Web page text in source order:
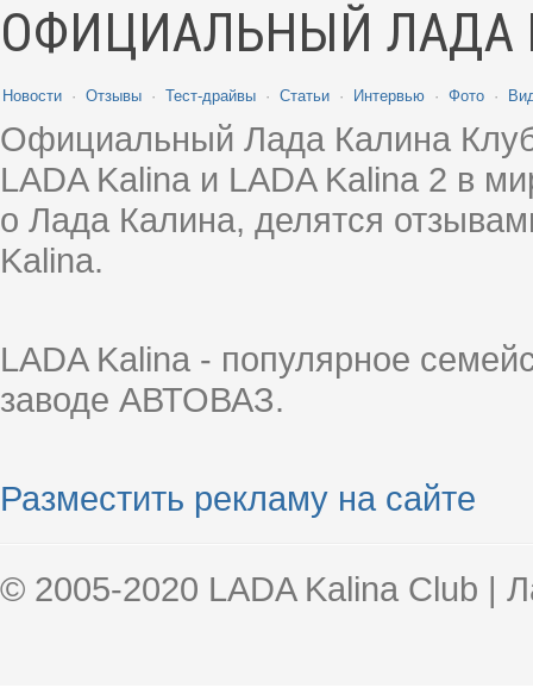
ОФИЦИАЛЬНЫЙ ЛАДА
Новости · Отзывы · Тест-драйвы · Статьи · Интервью · Фото ·
Официальный Лада Калина
LADA Kalina и LADA Kalina 2 в
о Лада Калина, делятся
Kalina.
LADA Kalina - популярное
заводе АВТОВАЗ.
Разместить рекламу на сайте
© 2005-2020 LADA Kalina Club |